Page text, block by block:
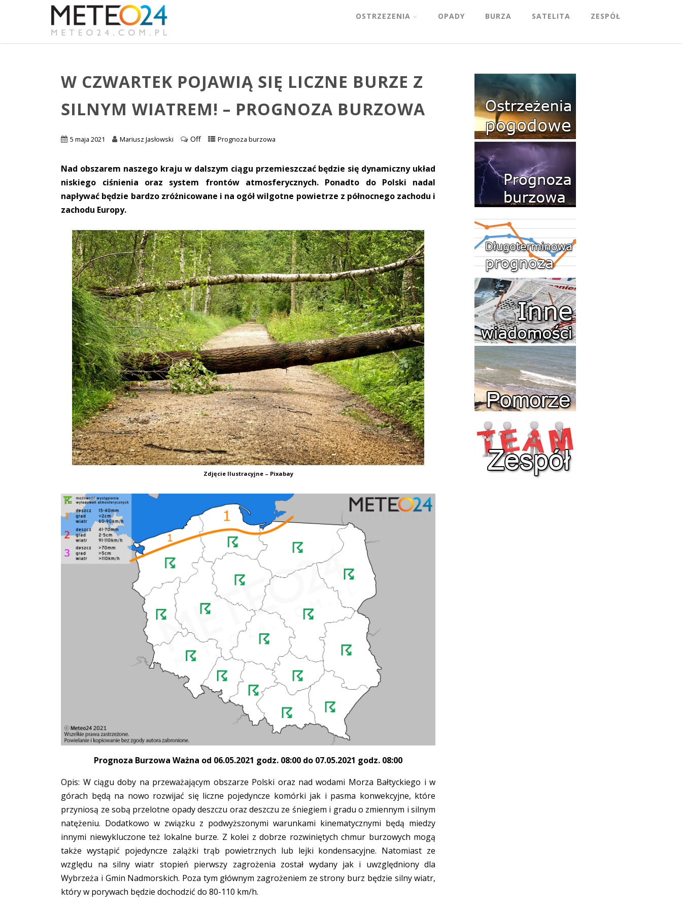
OSTRZEZENIA OPADY BURZA SATELITA ZESPÓŁ
W CZWARTEK POJAWIĄ SIĘ LICZNE BURZE Z
SILNYM WIATREM! – PROGNOZA BURZOWA
5 maja 2021 Mariusz Jasłowski Off Prognoza burzowa
Nad obszarem naszego kraju w dalszym ciągu przemieszczać będzie się dynamiczny układ
niskiego ciśnienia oraz system frontów atmosferycznych. Ponadto do Polski nadal
napływać będzie bardzo zróżnicowane i na ogół wilgotne powietrze z północnego zachodu i
zachodu Europy.
Zdjęcie Ilustracyjne – Pixabay
Prognoza Burzowa Ważna od 06.05.2021 godz. 08:00 do 07.05.2021 godz. 08:00
Opis: W ciągu doby na przeważającym obszarze Polski oraz nad wodami Morza Bałtyckiego i w
górach będą na nowo rozwijać się liczne pojedyncze komórki jak i pasma konwekcyjne, które
przyniosą ze sobą przelotne opady deszczu oraz deszczu ze śniegiem i gradu o zmiennym i silnym
natężeniu. Dodatkowo w związku z podwyższonymi warunkami kinematycznymi będą miedzy
innymi niewykluczone też lokalne burze. Z kolei z dobrze rozwiniętych chmur burzowych mogą
także wystąpić pojedyncze zalążki trąb powietrznych lub lejki kondensacyjne. Natomiast ze
względu na silny wiatr stopień pierwszy zagrożenia został wydany jak i uwzględniony dla
Wybrzeża i Gmin Nadmorskich. Poza tym głównym zagrożeniem ze strony burz będzie silny wiatr,
który w porywach będzie dochodzić do 80-110 km/h.